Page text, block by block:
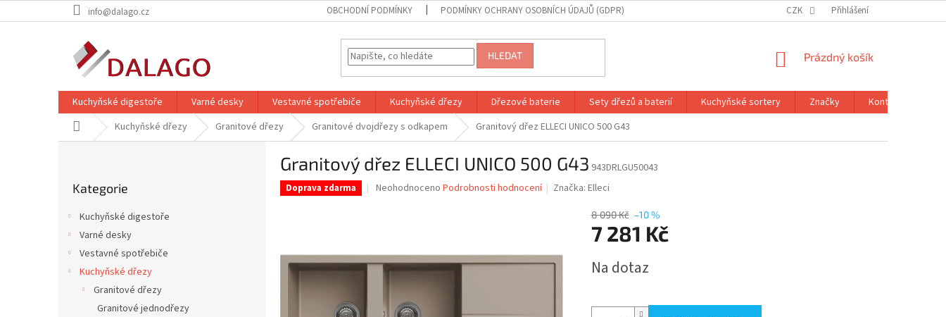
na
info@dalago.cz OBCHODNÍ PODMÍNKY PODMÍNKY OCHRANY OSOBNÍCH ÚDAJŮ (GDPR) CZK Přihlášení
HLEDAT
NÁKUPNÍ
Prázdný košík
Kuchyňské digestoře Varné desky Vestavné spotřebiče Kuchyňské dřezy Dřezové baterie Sety dřezů a baterií Kuchyňské sortery Značky Kontakty
Domů Kuchyňské dřezy Granitové dřezy Granitové dvojdřezy s odkapem Granitový dřez ELLECI UNICO 500 G43
kategorie
Kategorie
Kuchyňské digestoře
Varné desky
Vestavné spotřebiče
Kuchyňské dřezy
Granitové dřezy
Granitové jednodřezy
Granitový dřez ELLECI UNICO 500 G43 943DRLGU50043
Doprava zdarma
Průměrné
z
5
Neohodnoceno Podrobnosti hodnocení Značka:Elleci
8 090 Kč –10 %
7 281 Kč
cena:
Na dotaz